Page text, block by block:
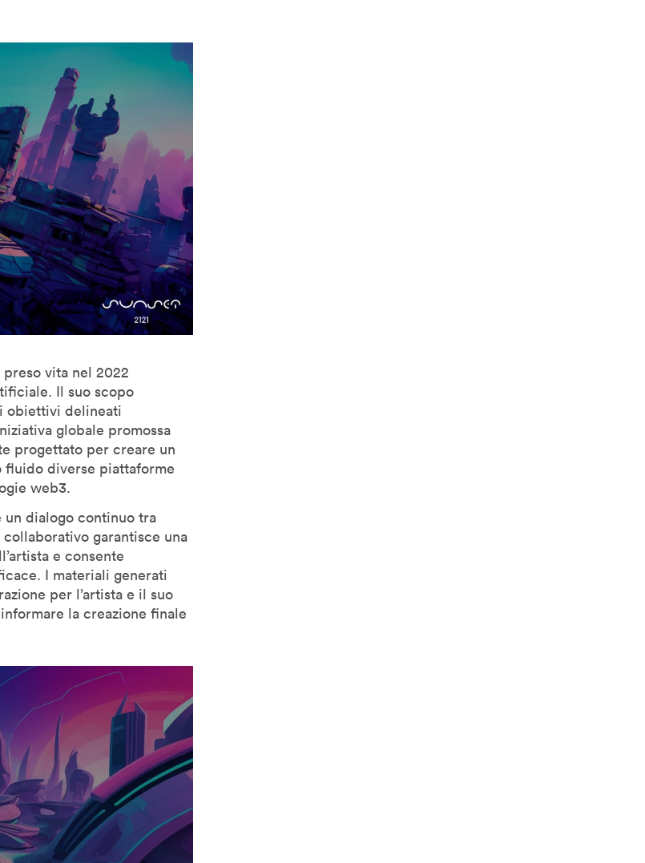
preso vita nel 2022
Il suo scopo
obiettivi delineati
globale promossa
progettato per creare un
diverse piattaforme
web3.
un dialogo continuo tra
garantisce una
e consente
I materiali generati
per l’artista e il suo
la creazione finale